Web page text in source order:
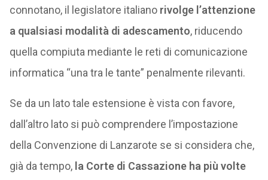
connotano, il legislatore italiano rivolge l’attenzione
a qualsiasi modalità di adescamento, riducendo
quella compiuta mediante le reti di comunicazione
informatica “una tra le tante” penalmente rilevanti.
Se da un lato tale estensione è vista con favore,
dall’altro lato si può comprendere l’impostazione
della Convenzione di Lanzarote se si considera che,
già da tempo, la Corte di Cassazione ha più volte